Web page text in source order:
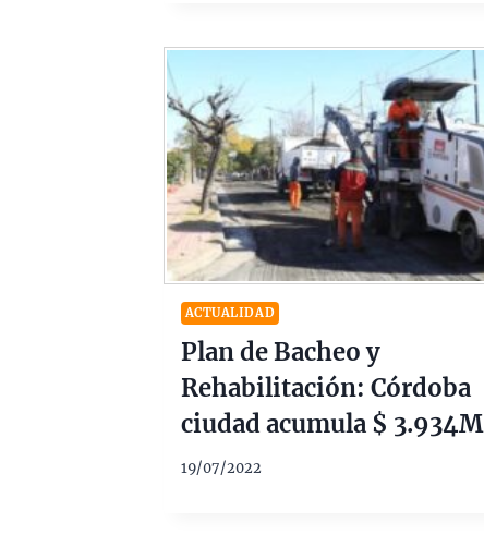
ACTUALIDAD
Plan de Bacheo y
Rehabilitación: Córdoba
ciudad acumula $ 3.934M
19/07/2022